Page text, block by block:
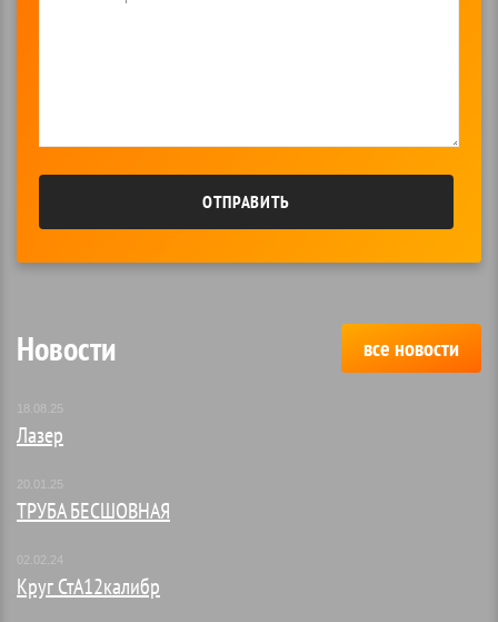
ОТПРАВИТЬ
Новости все новости
18.08.25
Лазер
20.01.25
ТРУБА БЕСШОВНАЯ
02.02.24
Круг СтА12калибр